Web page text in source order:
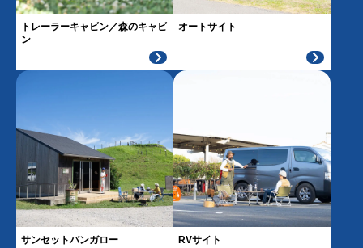
トレーラーキャビン／森のキャビ
ン
オートサイト
サンセットバンガロー RVサイト